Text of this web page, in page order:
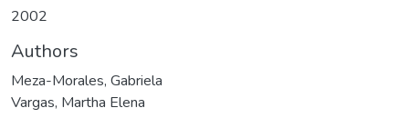
2002
Authors
Meza-Morales, Gabriela
Vargas, Martha Elena